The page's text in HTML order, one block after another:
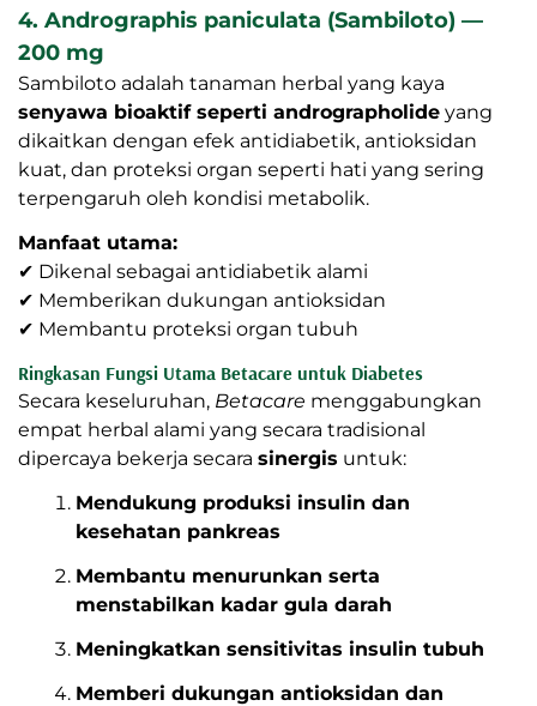
4. Andrographis paniculata (Sambiloto) —
200 mg
Sambiloto adalah tanaman herbal yang kaya
senyawa bioaktif seperti andrographolide yang
dikaitkan dengan efek antidiabetik, antioksidan
kuat, dan proteksi organ seperti hati yang sering
terpengaruh oleh kondisi metabolik.
Manfaat utama:
✔ Dikenal sebagai antidiabetik alami
✔ Memberikan dukungan antioksidan
✔ Membantu proteksi organ tubuh
Ringkasan Fungsi Utama Betacare untuk Diabetes
Secara keseluruhan, Betacare menggabungkan
empat herbal alami yang secara tradisional
dipercaya bekerja secara sinergis untuk:
Mendukung produksi insulin dan
kesehatan pankreas
Membantu menurunkan serta
menstabilkan kadar gula darah
Meningkatkan sensitivitas insulin tubuh
Memberi dukungan antioksidan dan